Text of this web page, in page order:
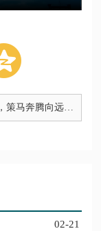
策马奔腾向远
02-21